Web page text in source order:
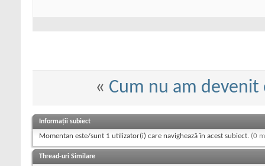
« Cum nu am devenit
Informații subiect
Momentan este/sunt 1 utilizator(i) care navighează în acest subiect. (0
Thread-uri Similare